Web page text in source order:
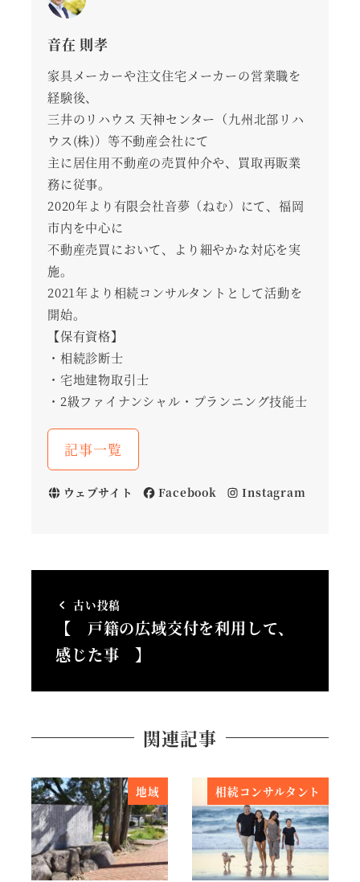
音在 則孝
家具メーカーや注文住宅メーカーの営業職を
経験後、
三井のリハウス 天神センター（九州北部リハ
ウス(株)）等不動産会社にて
主に居住用不動産の売買仲介や、買取再販業
務に従事。
2020年より有限会社音夢（ねむ）にて、福岡
市内を中心に
不動産売買において、より細やかな対応を実
施。
2021年より相続コンサルタントとして活動を
開始。
【保有資格】
・相続診断士
・宅地建物取引士
・2級ファイナンシャル・プランニング技能士
記事一覧
ウェブサイト Facebook Instagram
古い投稿
【 戸籍の広域交付を利用して、
感じた事 】
関連記事
地域 相続コンサルタント